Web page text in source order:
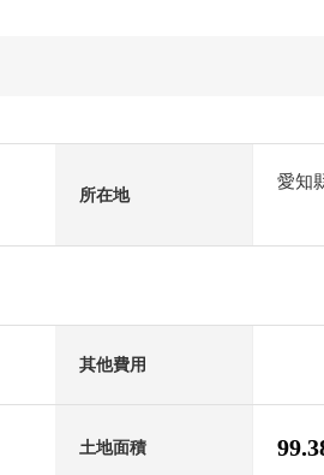
所在地
愛知
其他費用
土地面積